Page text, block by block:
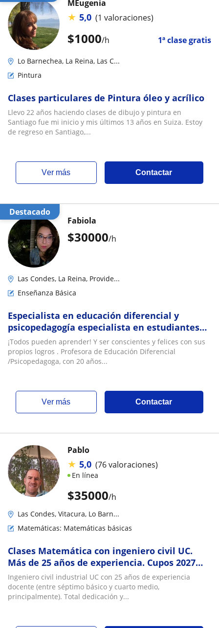
$1000/h 1ª clase gratis
MEugenia
★ 5,0 (1 valoraciones)
Lo Barnechea, La Reina, Las C...
Pintura
Clases particulares de Pintura óleo y acrílico
Llevo 22 años haciendo clases de dibujo y pintura en
Santiago fue mi inicio y mis últimos 13 años en Suiza. Estoy
de regreso en Santiago,...
ver más Contactar
Destacado
$30000/h
Fabiola
Las Condes, La Reina, Provide...
Enseñanza Básica
Especialista en educación diferencial y
psicopedagogía especialista en estudiantes
con necesidades educativas permanentes
¡Todos pueden aprender! Y ser conscientes y felices con sus
propios logros . Profesora de Educación Diferencial
/Psicopedagoga, con 20 años...
ver más Contactar
$35000/h
Pablo
★ 5,0 (76 valoraciones)
En línea
Las Condes, Vitacura, Lo Barn...
Matemáticas: Matemáticas básicas
Clases Matemática con ingeniero civil UC.
Más de 25 años de experiencia. Cupos 2027
para apoyo en matemática y preparación de
la PAES
Ingeniero civil industrial UC con 25 años de experiencia
docente (entre séptimo básico y cuarto medio,
principalmente). Total dedicación y...